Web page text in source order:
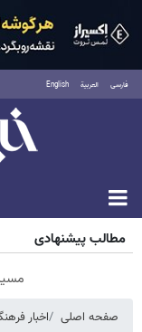
فارسی العربية English
پنجشنبه ۱۵
مطالب پیشنهادی
صفحه اصلی اخبار